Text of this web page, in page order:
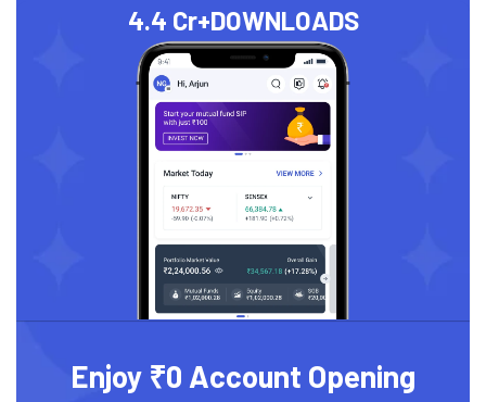
4.4 Cr+DOWNLOADS
Enjoy ₹0 Account Opening